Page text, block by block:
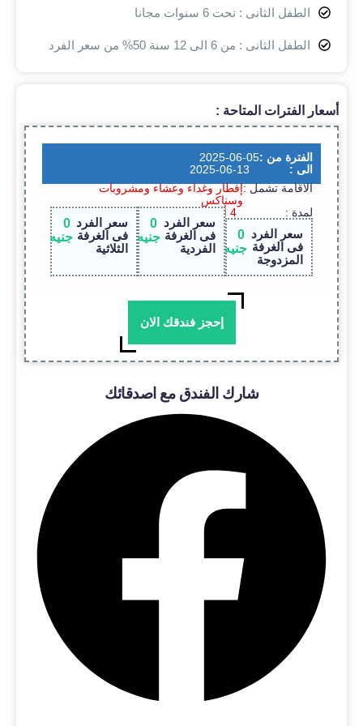
الطفل الثانى : تحت 6 سنوات مجانا
الطفل الثانى : من 6 الى 12 سنة 50% من سعر الفرد
أسعار الفترات المتاحة :
الفترة من :2025-06-05
الى :
2025-06-13
الاقامة تشمل :إفطار وغداء وعشاء ومشروبات
وسناكس
لمدة :
4 أيام / 3 ليالى
سعر الفرد
فى الغرفة
المزدوجة
0
جنيه
سعر الفرد
فى الغرفة
الفردية
0
جنيه
سعر الفرد
فى الغرفة
الثلاثية
0
جنيه
إحجز فندقك الان
شارك الفندق مع اصدقائك